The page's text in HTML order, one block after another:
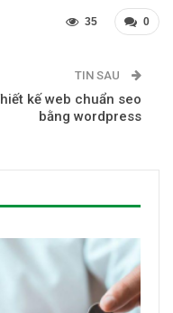
0
35
TIN SAU
kế web chuẩn seo
bằng wordpress